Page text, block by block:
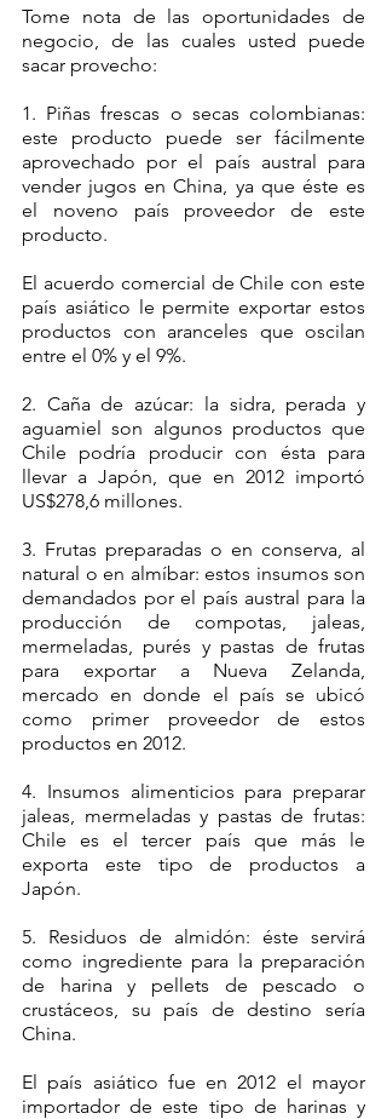
Tome nota de las oportunidades de
negocio, de las cuales usted puede
sacar provecho:
1. Piñas frescas o secas colombianas:
este producto puede ser fácilmente
aprovechado por el país austral para
vender jugos en China, ya que éste es
el noveno país proveedor de este
producto.
El acuerdo comercial de Chile con este
país asiático le permite exportar estos
productos con aranceles que oscilan
entre el 0% y el 9%.
2. Caña de azúcar: la sidra, perada y
aguamiel son algunos productos que
Chile podría producir con ésta para
llevar a Japón, que en 2012 importó
US$278,6 millones.
3. Frutas preparadas o en conserva, al
natural o en almíbar: estos insumos son
demandados por el país austral para la
producción de compotas, jaleas,
mermeladas, purés y pastas de frutas
para exportar a Nueva Zelanda,
mercado en donde el país se ubicó
como primer proveedor de estos
productos en 2012.
4. Insumos alimenticios para preparar
jaleas, mermeladas y pastas de frutas:
Chile es el tercer país que más le
exporta este tipo de productos a
Japón.
5. Residuos de almidón: éste servirá
como ingrediente para la preparación
de harina y pellets de pescado o
crustáceos, su país de destino sería
China.
El país asiático fue en 2012 el mayor
importador de este tipo de harinas y